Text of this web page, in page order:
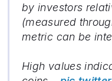
by investors
(measured
metric can be
High values